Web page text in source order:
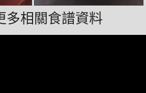
多相關食譜資料